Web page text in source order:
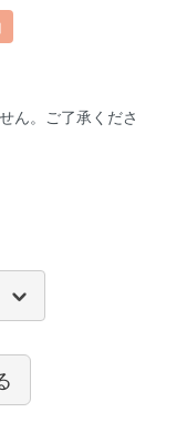
ん。ご了承くださ